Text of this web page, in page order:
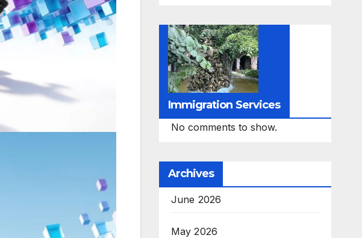
Immigration Services
No comments to show.
Archives
June 2026
May 2026